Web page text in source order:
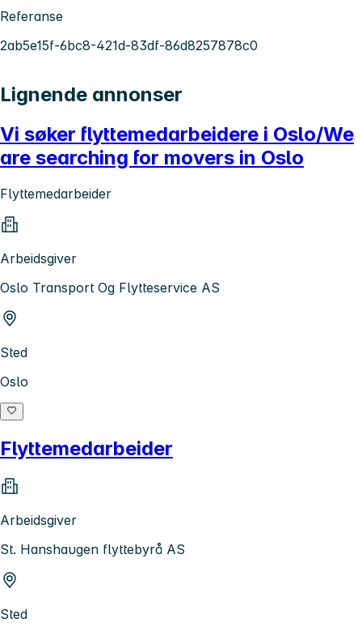
Referanse
2ab5e15f-6bc8-421d-83df-86d8257878c0
Lignende annonser
Vi søker flyttemedarbeidere i Oslo/We
are searching for movers in Oslo
Flyttemedarbeider
Arbeidsgiver
Oslo Transport Og Flytteservice AS
Sted
Oslo
Flyttemedarbeider
Arbeidsgiver
St. Hanshaugen flyttebyrå AS
Sted